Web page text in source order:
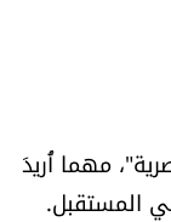
مهما أُريدَ
المستقبل.